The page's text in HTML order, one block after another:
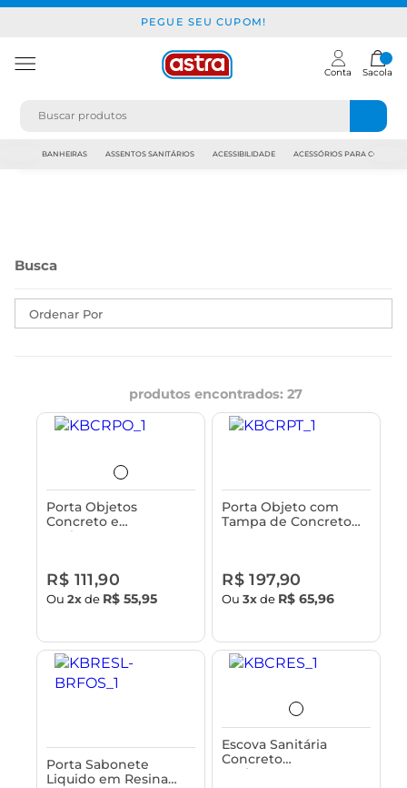
PEGUE SEU CUPOM!
Conta Sacola
BANHEIRAS ASSENTOS SANITÁRIOS ACESSIBILIDADE ACESSÓRIOS PARA
Ordenar Por
produtos encontrados: 27
Porta Objetos
Concreto e
Acabamento em
R$ 111,90
Ou2xde R$ 55,95
Porta Objeto com
Tampa de Concreto
R$ 197,90
Ou3xde R$ 65,96
Porta Sabonete
Liquido em Resina
Escova Sanitária
Concreto
Acabamento em